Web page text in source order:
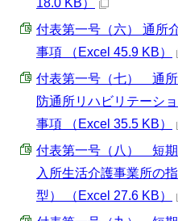
18.0 KB）
付表第一号（六） 通所
事項 （Excel 45.9 KB）
付表第一号（七） 通
防通所リハビリテーシ
事項 （Excel 35.5 KB）
付表第一号（八） 短期
入所生活介護事業所の
型） （Excel 27.6 KB）